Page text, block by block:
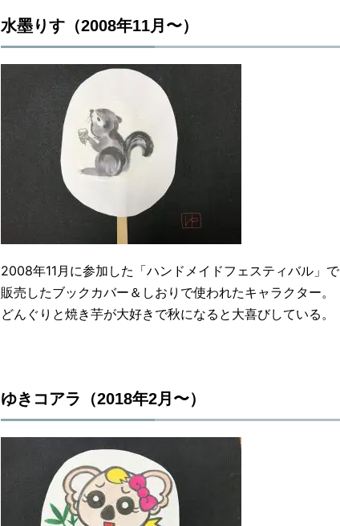
水墨りす（2008年11月〜）
2008年11月に参加した「ハンドメイドフェスティバル」で
販売したブックカバー＆しおりで使われたキャラクター。
どんぐりと焼き芋が大好きで秋になると大喜びしている。
ゆきコアラ（2018年2月〜）